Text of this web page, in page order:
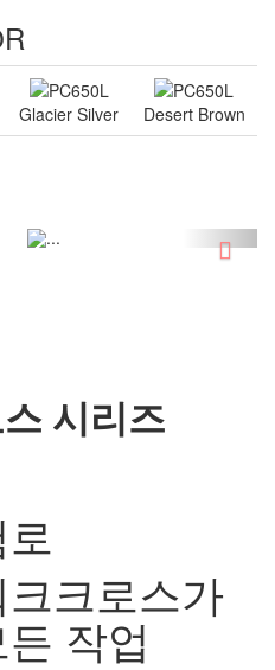
Glacier Silver Desert Brown
Next
시리즈
크로스가
작업